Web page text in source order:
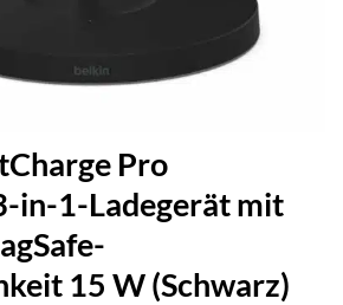
Pro
in-1-Ladegerät mit
15 W (Schwarz)